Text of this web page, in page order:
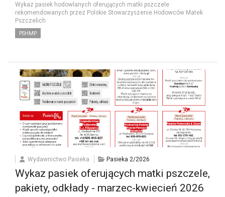
Wykaz pasiek hodowlanych oferujących matki pszczele
rekomendowanych przez Polskie Stowarzyszenie Hodowców Matek
Pszczelich
PSHMP
Wydawnictwo Pasieka Pasieka 2/2026
Wykaz pasiek oferujących matki pszczele,
pakiety, odkłady - marzec-kwiecień 2026